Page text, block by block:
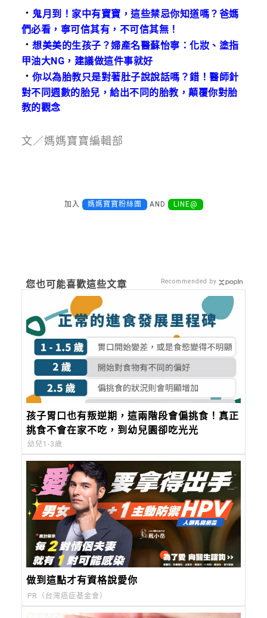
．鬼月到！家中有寶寶，這些禁忌你知道嗎？爸媽
們必看，寧可信其有，不可信其無！
．想美美的生孩子？婦產名醫蘇怡寧：化妝、塗指
甲油大NG，建議做這件事就好
．你以為胎教只是對著肚子說說話嗎？錯！醫師針
對不同週數的胎兒，給出不同的胎教，顛覆你對胎
教的觀念
文／媽媽寶寶編輯部
加入 媽媽寶寶粉絲團 AND LINE@
您也可能喜歡這些文章
孩子胃口也有叛逆期，這兩階段會偏挑食！真正
挑食不會在家不吃，到幼兒園卻吃光光
幼兒1-3歲
做到這點才有資格說愛你
PR（台灣癌症基金會）
Recommended by